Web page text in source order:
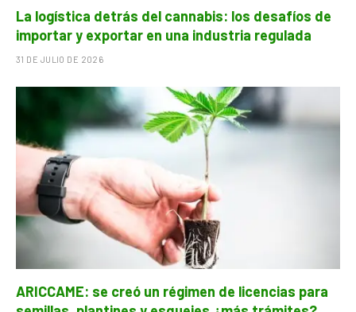
La logística detrás del cannabis: los desafíos de
importar y exportar en una industria regulada
31 DE JULIO DE 2026
ARICCAME: se creó un régimen de licencias para